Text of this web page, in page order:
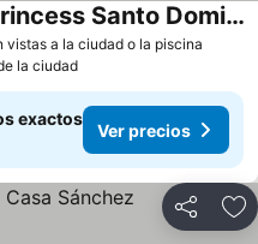
vistas a la ciudad o la piscina
Ramada by Wyndham Princess Santo Domingo
la ciudad
exactos
Ver precios
Compartir